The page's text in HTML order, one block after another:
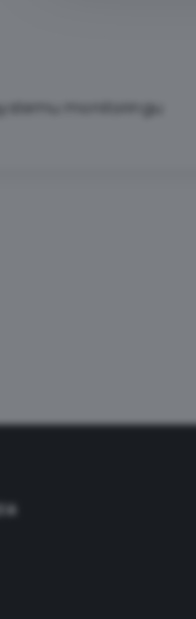
monitoringu